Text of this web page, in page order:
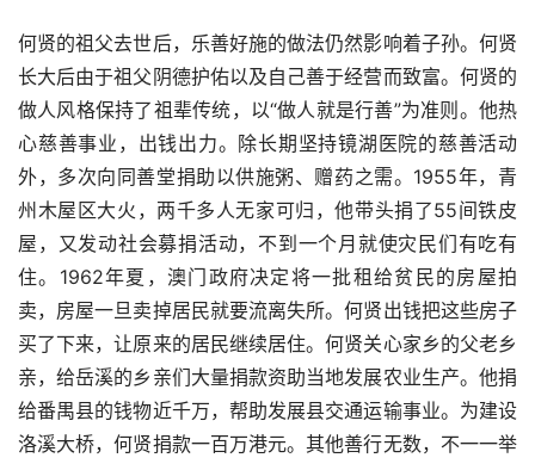
何贤的祖父去世后，乐善好施的做法仍然影响着子孙。何贤
长大后由于祖父阴德护佑以及自己善于经营而致富。何贤的
做人风格保持了祖辈传统，以“做人就是行善”为准则。他热
心慈善事业，出钱出力。除长期坚持镜湖医院的慈善活动
外，多次向同善堂捐助以供施粥、赠药之需。1955年，青
州木屋区大火，两千多人无家可归，他带头捐了55间铁皮
屋，又发动社会募捐活动，不到一个月就使灾民们有吃有
住。1962年夏，澳门政府决定将一批租给贫民的房屋拍
卖，房屋一旦卖掉居民就要流离失所。何贤出钱把这些房子
买了下来，让原来的居民继续居住。何贤关心家乡的父老乡
亲，给岳溪的乡亲们大量捐款资助当地发展农业生产。他捐
给番禺县的钱物近千万，帮助发展县交通运输事业。为建设
洛溪大桥，何贤捐款一百万港元。其他善行无数，不一一举